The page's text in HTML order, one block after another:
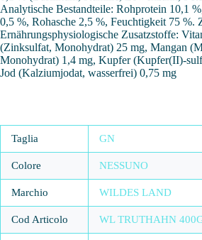
Analytische Bestandteile: Rohprotein 10,1
0,5 %, Rohasche 2,5 %, Feuchtigkeit 75 %.
Ernährungsphysiologische Zusatzstoffe:
(Zinksulfat, Monohydrat) 25 mg, Mangan
Monohydrat) 1,4 mg, Kupfer (Kupfer(II)-
Jod (Kalziumjodat, wasserfrei) 0,75 mg
Taglia GN
Colore NESSUNO
Marchio WILDES LAND
Cod Articolo WL TRUTHAHN